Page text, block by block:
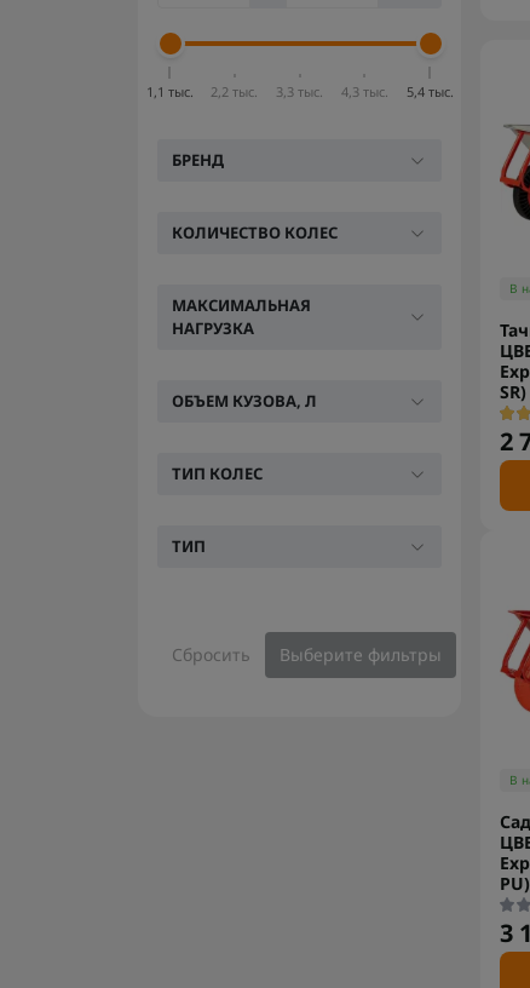
1,1 тыс. 2,2 тыс. 3,3 тыс. 4,3 тыс. 5,4 тыс.
БРЕНД
КОЛИЧЕСТВО КОЛЕС
МАКСИМАЛЬНАЯ
НАГРУЗКА
ОБЪЕМ КУЗОВА, Л
ТИП КОЛЕС
ТИП
Сбросить Выберите фильтры
В
2
В
3